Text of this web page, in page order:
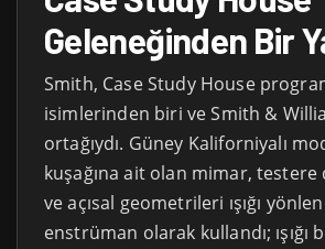
Geleneğinden Bir
Smith, Case Study House
isimlerinden biri ve Smith &
ortağıydı. Güney Kaliforniyalı
kuşağına ait olan mimar, testere
ve açısal geometrileri ışığı
enstrüman olarak kullandı; ışığı